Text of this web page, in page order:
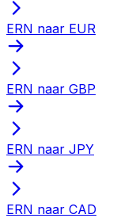
ERN naar EUR
ERN naar GBP
ERN naar JPY
ERN naar CAD